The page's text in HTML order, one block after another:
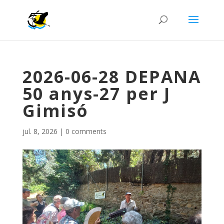
2026-06-28 DEPANA
50 anys-27 per J
Gimisó
jul. 8, 2026 | 0 comments